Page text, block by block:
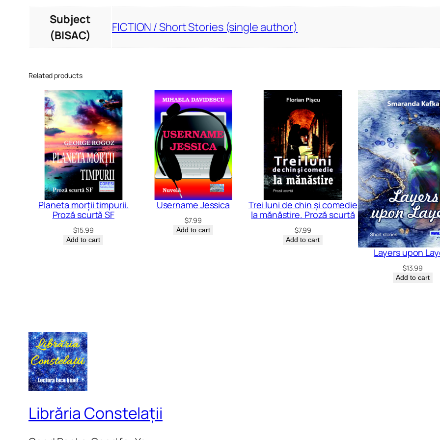
Subject
(BISAC)
FICTION / Short Stories (single author)
Related products
Planeta morții timpurii.
Proză scurtă SF
$15.99
Add to cart
Username Jessica
$7.99
Add to cart
Trei luni de chin și comedie
la mănăstire. Proză scurtă
$7.99
Add to cart
Layers upon
$13.99
Add to cart
Librăria Constelații